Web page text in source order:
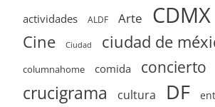
actividades ALDF Arte CDMX
Cine Ciudad ciudad de
columnahome comida concierto
crucigrama cultura DF